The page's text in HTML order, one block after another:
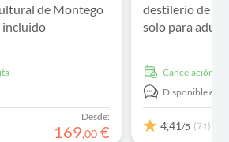
de Montego
incluido
Desde:
169,00 €
destilerío de
solo para
cancelación
Disponible en:
4,41/5 (71)